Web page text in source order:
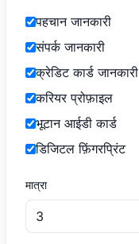
पहचान जानकारी
संपर्क जानकारी
क्रेडिट कार्ड जानकारी
करियर प्रोफ़ाइल
भूटान आईडी कार्ड
डिजिटल फ़िंगरप्रिंट
मात्रा